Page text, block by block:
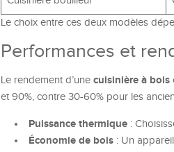
Le choix entre ces deux modèles
Performances et
Le rendement d’une cuisinière à bois
et 90%, contre 30-60% pour les
Puissance thermique :
Économie de bois : Un